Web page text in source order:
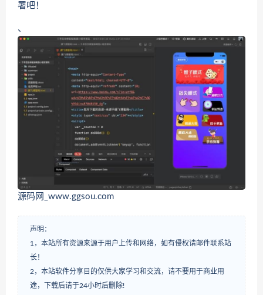
署吧！
、
源码网_www.ggsou.com
声明：
1，本站所有资源来源于用户上传和网络，如有侵权请邮件联系站
长！
2，本站软件分享目的仅供大家学习和交流，请不要用于商业用
途，下载后请于24小时后删除!